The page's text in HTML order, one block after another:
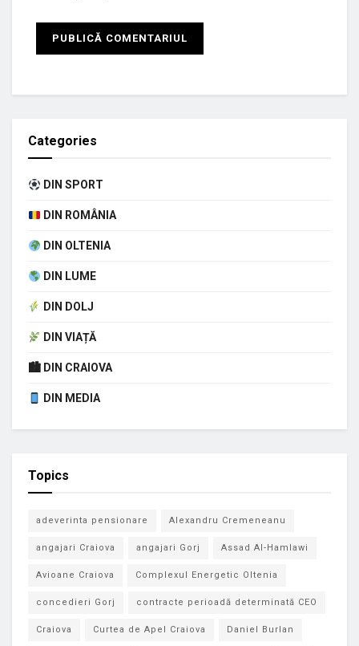
Categories
DIN SPORT
DIN ROMÂNIA
DIN OLTENIA
DIN LUME
DIN DOLJ
DIN VIAȚĂ
🏙 DIN CRAIOVA
DIN MEDIA
Topics
adeverinta pensionare Alexandru Cremeneanu
angajari Craiova angajari Gorj Assad Al-Hamlawi
Avioane Craiova Complexul Energetic Oltenia
concedieri Gorj contracte perioadă determinată CEO
Craiova Curtea de Apel Craiova Daniel Burlan